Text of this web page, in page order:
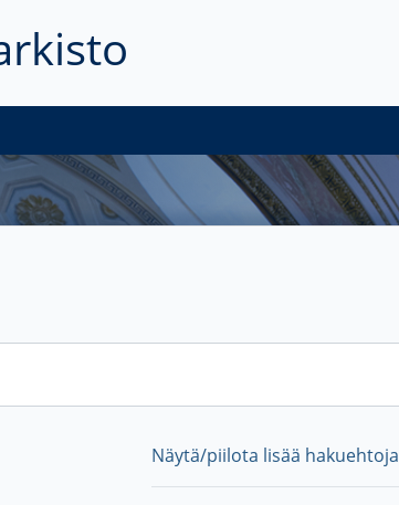
Näytä/piilota lisää hakuehtoja